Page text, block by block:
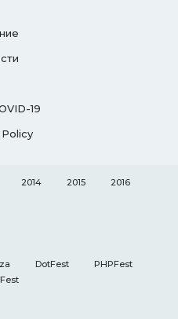
19
2014 2015
2016
DotFest
PHPFest